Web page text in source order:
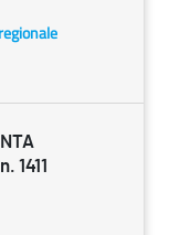
1411